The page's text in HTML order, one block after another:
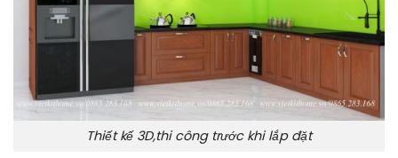
Thiết kế 3D,thi công trước khi lắp đặt